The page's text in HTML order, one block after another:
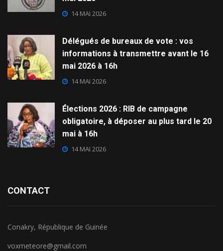
14 MAI 2026
Délégués de bureaux de vote : vos
informations à transmettre avant le 16
mai 2026 à 16h
14 MAI 2026
Élections 2026 : RIB de campagne
obligatoire, à déposer au plus tard le 20
mai à 16h
14 MAI 2026
CONTACT
Conakry, République de Guinée
voxmeteore@gmail.com